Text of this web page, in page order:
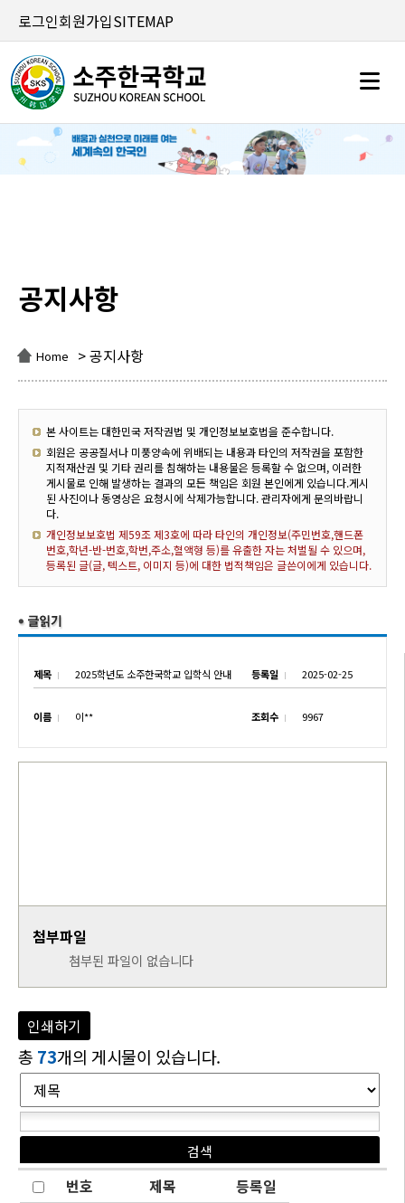
로그인회원가입SITEMAP
공지사항
Home > 공지사항
본 사이트는 대한민국 저작권법 및 개인정보보호법을 준수합니다.
회원은 공공질서나 미풍양속에 위배되는 내용과 타인의 저작권을 포함한
지적재산권 및 기타 권리를 침해하는 내용물은 등록할 수 없으며, 이러한
게시물로 인해 발생하는 결과의 모든 책임은 회원 본인에게 있습니다.게시
된 사진이나 동영상은 요청시에 삭제가능합니다. 관리자에게 문의바랍니
다.
개인정보보호법 제59조 제3호에 따라 타인의 개인정보(주민번호,핸드폰
번호,학년-반-번호,학번,주소,혈액형 등)를 유출한 자는 처벌될 수 있으며,
등록된 글(글, 텍스트, 이미지 등)에 대한 법적책임은 글쓴이에게 있습니다.
제목 2025학년도 소주한국학교 입학식 안내 등록일 2025-02-25
이름 이** 조회수 9967
첨부파일
첨부된 파일이 없습니다
인쇄하기
총 73개의 게시물이 있습니다.
번호 제목 등록일